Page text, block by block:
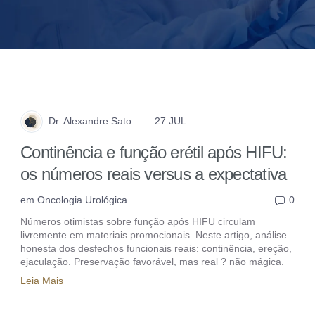
Dr. Alexandre Sato 27 JUL
Continência e função erétil após HIFU:
os números reais versus a expectativa
em Oncologia Urológica
0
Números otimistas sobre função após HIFU circulam
livremente em materiais promocionais. Neste artigo, análise
honesta dos desfechos funcionais reais: continência, ereção,
ejaculação. Preservação favorável, mas real ? não mágica.
Leia Mais